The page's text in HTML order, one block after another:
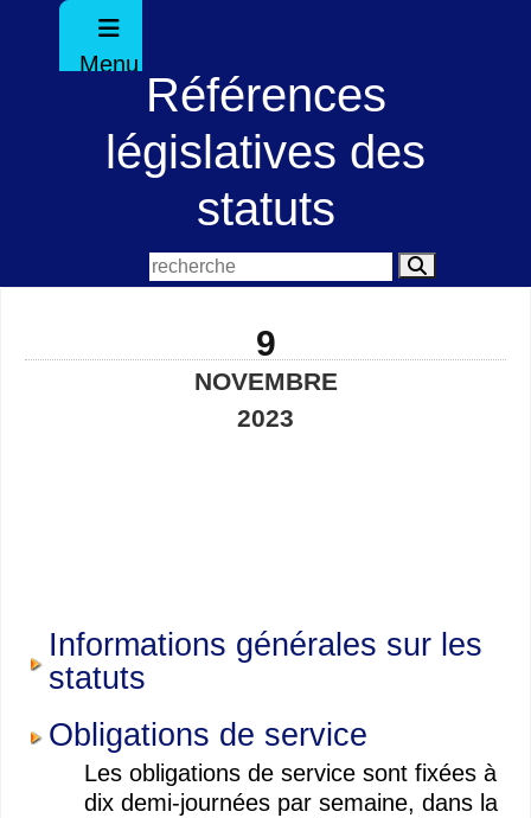
Menu
Références
législatives des
statuts
9
NOVEMBRE
2023
Informations générales sur les
statuts
Obligations de service
Les obligations de service sont fixées à
dix demi-journées par semaine, dans la